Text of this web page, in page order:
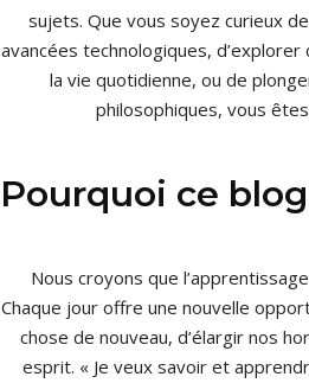
sujets. Que vous soyez curieux
avancées technologiques,
la vie quotidienne, ou de
philosophiques, vous
Pourquoi ce
Nous croyons que
Chaque jour offre une nouvelle
chose de nouveau, d’élargir nos
esprit. « Je veux savoir et